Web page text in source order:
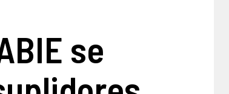
se